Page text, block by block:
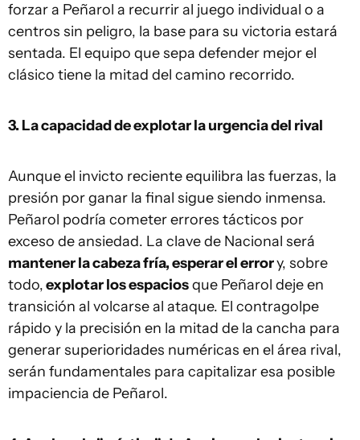
forzar a Peñarol a recurrir al juego individual o a
centros sin peligro, la base para su victoria estará
sentada. El equipo que sepa defender mejor el
clásico tiene la mitad del camino recorrido.
3. La capacidad de explotar la urgencia del rival
Aunque el invicto reciente equilibra las fuerzas, la
presión por ganar la final sigue siendo inmensa.
Peñarol podría cometer errores tácticos por
exceso de ansiedad. La clave de Nacional será
mantener la cabeza fría, esperar el errory, sobre
todo,explotar los espaciosque Peñarol deje en
transición al volcarse al ataque. El contragolpe
rápido y la precisión en la mitad de la cancha para
generar superioridades numéricas en el área rival,
serán fundamentales para capitalizar esa posible
impaciencia de Peñarol.